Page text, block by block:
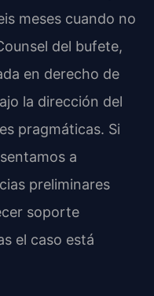
meses cuando no
del bufete,
en derecho de
la dirección del
pragmáticas. Si
a
preliminares
soporte
el caso está